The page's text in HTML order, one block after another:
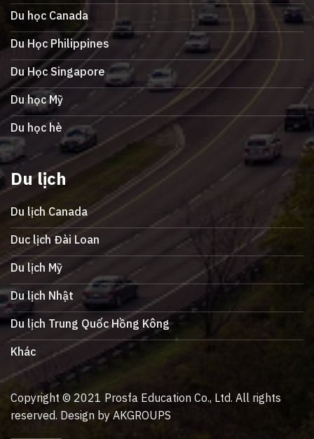
Du học Canada
Du Học Philippines
Du Học Singapore
Du học Mỹ
Du học hè
Du lịch
Du lịch Canada
Duc lịch Đài Loan
Du lịch Mỹ
Du lịch Nhật
Du lịch Trung Quốc Hồng Kông
Khác
Copyright © 2021 Prosfa Education Co., Ltd. All rights
reserved. Design by AKGROUPS